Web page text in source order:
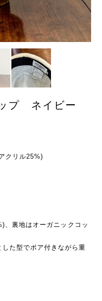
プ ネイビー
クリル25%)
、裏地はオーガニックコッ
た型でボア付きながら重